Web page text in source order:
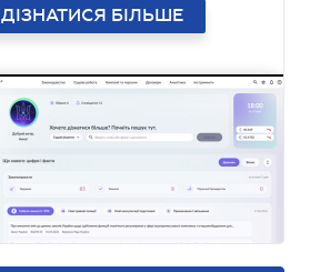
ДІЗНАТИСЯ БІЛЬШЕ